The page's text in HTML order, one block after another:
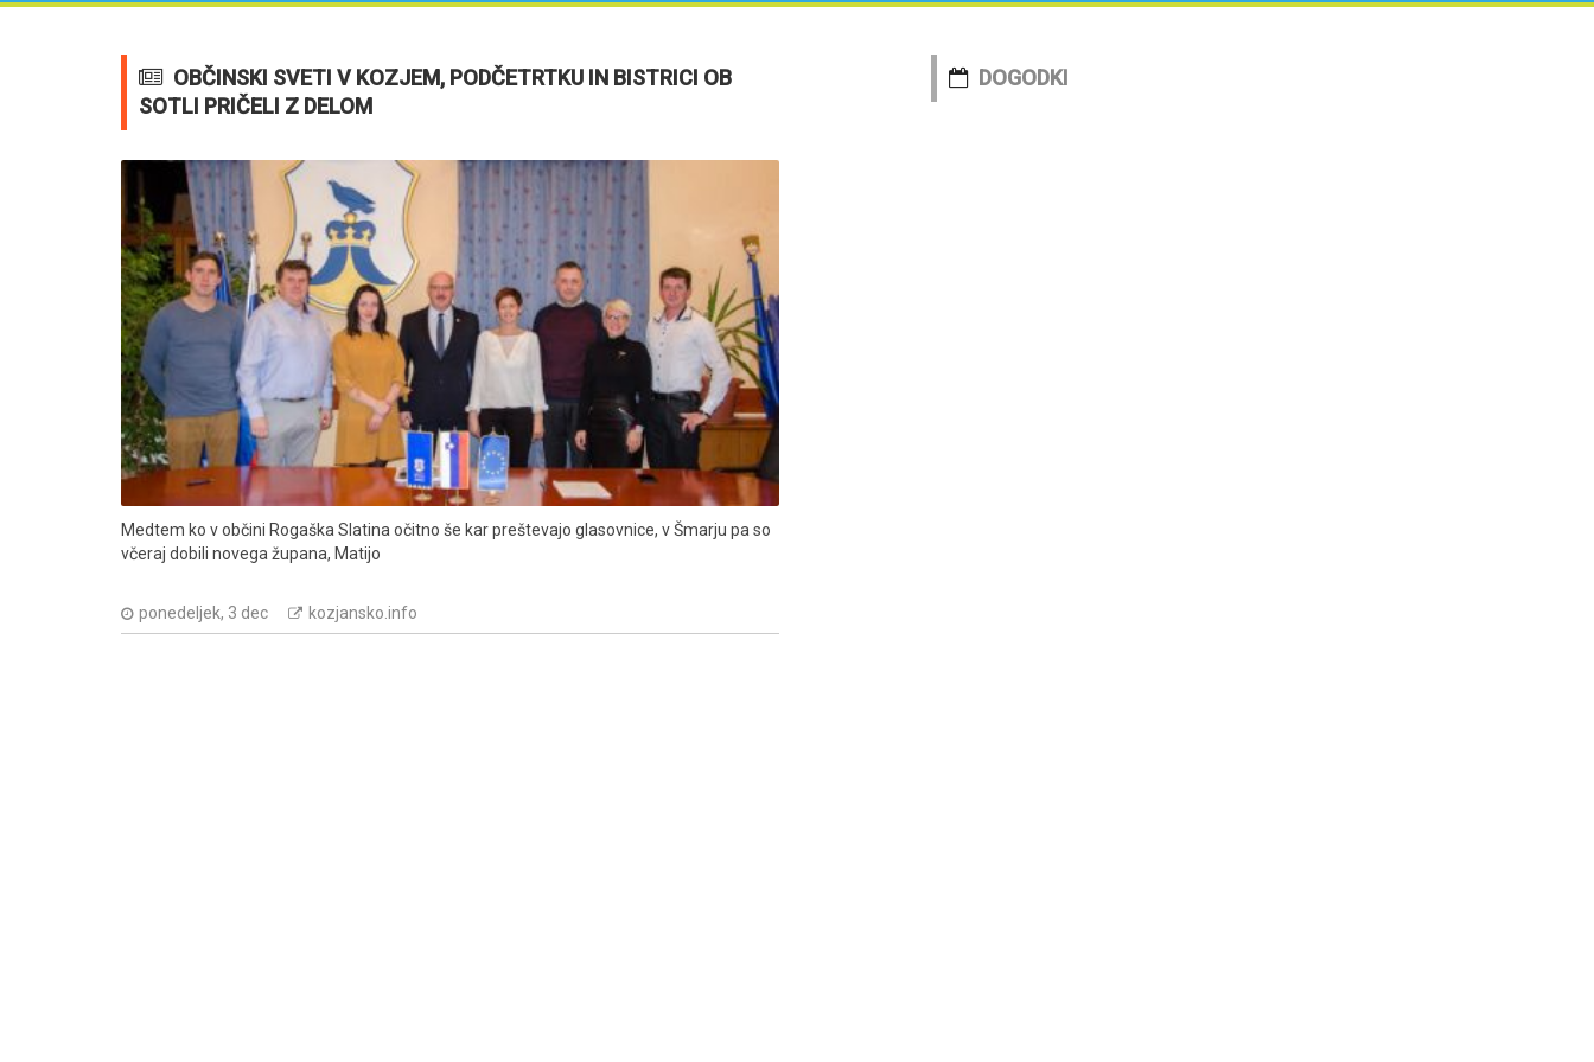
OBČINSKI SVETI V KOZJEM, PODČETRTKU IN BISTRICI OB
SOTLI PRIČELI Z DELOM
Medtem ko v občini Rogaška Slatina očitno še kar preštevajo glasovnice, v Šmarju pa so
včeraj dobili novega župana, Matijo
ponedeljek, 3 dec kozjansko.info
DOGODKI